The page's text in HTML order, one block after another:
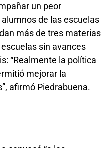
un peor
de las escuelas
más de tres materias
sin avances
“Realmente la política
mejorar la
afirmó Piedrabuena.